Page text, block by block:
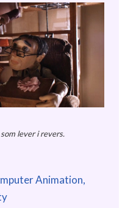
lever i revers.
Animation,